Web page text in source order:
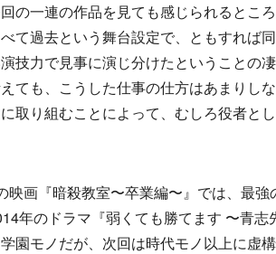
の一連の作品を見ても感じられるとこ
て過去という舞台設定で、ともすれば
技力で見事に演じ分けたということの
ても、こうした仕事の仕方はあまりし
取り組むことによって、むしろ役者と
画『暗殺教室〜卒業編〜』では、最強
年のドラマ『弱くても勝てます 〜青志
園モノだが、次回は時代モノ以上に虚